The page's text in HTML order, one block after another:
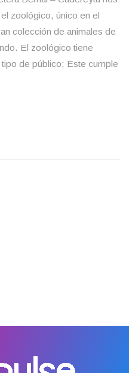
zoológico, único en el
colección de animales de
El zoológico tiene
de público; Este cumple